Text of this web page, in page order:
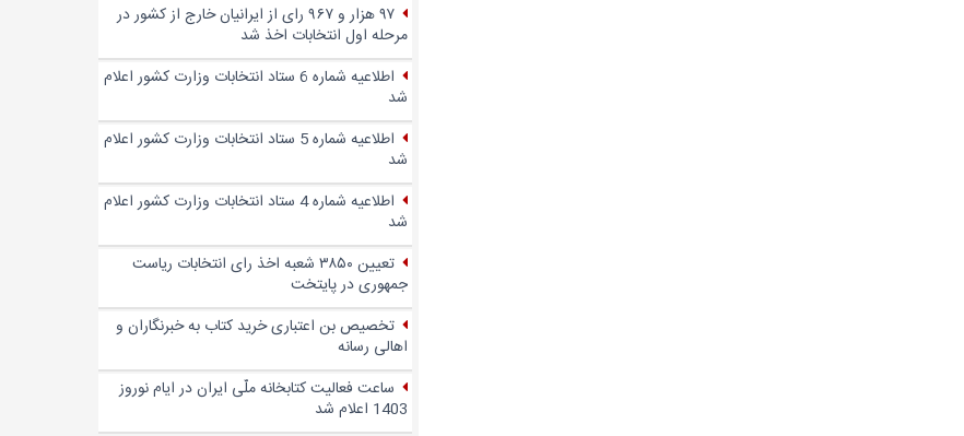
۹۷ هزار و ۹۶۷ رای از ایرانیان خارج از کشور در
مرحله اول انتخابات اخذ شد
اطلاعیه شماره 6 ستاد انتخابات وزارت کشور اعلام
شد
اطلاعیه شماره 5 ستاد انتخابات وزارت کشور اعلام
شد
اطلاعیه شماره 4 ستاد انتخابات وزارت کشور اعلام
شد
تعیین ۳۸۵۰ شعبه اخذ رای انتخابات ریاست
جمهوری در پایتخت
تخصیص بن اعتباری خرید کتاب به خبرنگاران و
اهالی رسانه
ساعت فعالیت کتابخانه ملّی ایران در ایام نوروز
1403 اعلام شد